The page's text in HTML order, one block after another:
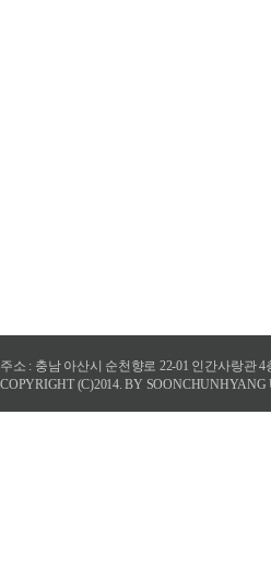
주소 : 충남 아산시 순천향로 22-01 인간사랑관 4
COPYRIGHT (C)2014. BY